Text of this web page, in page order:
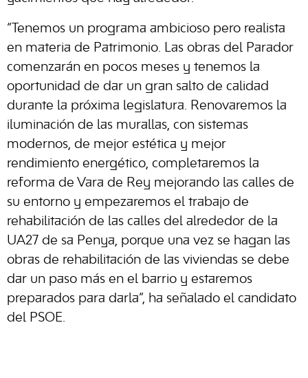
“Tenemos un programa ambicioso pero realista
en materia de Patrimonio. Las obras del Parador
comenzarán en pocos meses y tenemos la
oportunidad de dar un gran salto de calidad
durante la próxima legislatura. Renovaremos la
iluminación de las murallas, con sistemas
modernos, de mejor estética y mejor
rendimiento energético, completaremos la
reforma de Vara de Rey mejorando las calles de
su entorno y empezaremos el trabajo de
rehabilitación de las calles del alrededor de la
UA27 de sa Penya, porque una vez se hagan las
obras de rehabilitación de las viviendas se debe
dar un paso más en el barrio y estaremos
preparados para darla”, ha señalado el candidato
del PSOE.